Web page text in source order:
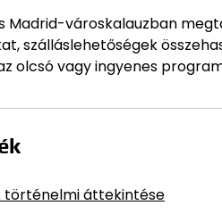
Madrid-városkalauzban
szálláslehetőségek
olcsó vagy ingyenes
történelmi áttekintése